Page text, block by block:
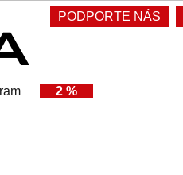
PODPORTE NÁS
2 %